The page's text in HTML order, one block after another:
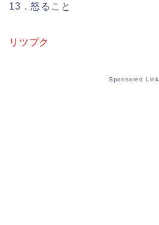
13．怒ること
リツプク
Sponsored Link